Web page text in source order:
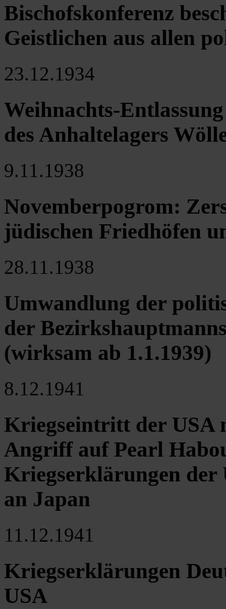
Bischofskonferenz
Geistlichen aus allen
23.12.1934
Weihnachts-
des Anhaltelagers
9.11.1938
Novemberpogrom:
jüdischen Friedhöfen
28.11.1938
Umwandlung der
der
(wirksam ab 1.1.1939)
8.12.1941
Kriegseintritt der USA
Angriff auf Pearl
Kriegserklärungen der
an Japan
11.12.1941
Kriegserklärungen
USA